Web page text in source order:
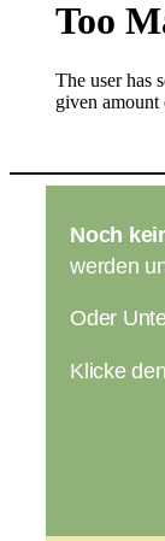
Noch
werden
Oder
Klicke